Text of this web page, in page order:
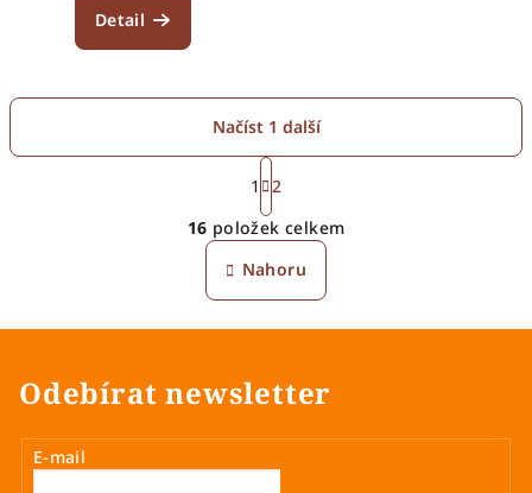
Detail
O
v
l
á
í
Načíst 1 další
S
t
r
á
n
k
o
v
í
1
2
16 položek celkem
Nahoru
Odebírat newsletter
E-mail